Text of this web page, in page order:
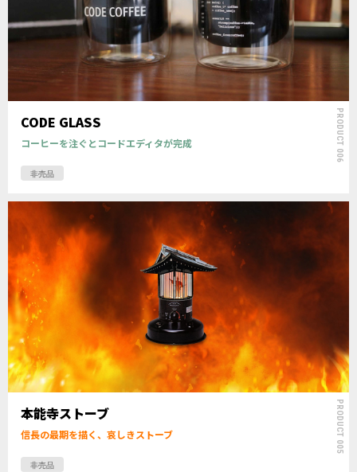
PRODUCT 006
CODE GLASS
コーヒーを注ぐとコードエディタが完成
非売品
PRODUCT 005
本能寺ストーブ
信長の最期を描く、哀しきストーブ
非売品